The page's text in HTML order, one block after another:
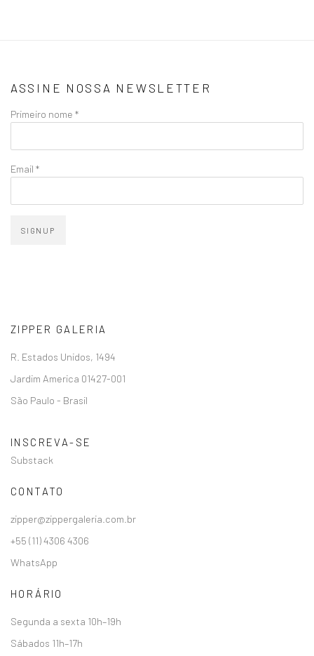
ASSINE NOSSA NEWSLETTER
Primeiro nome *
Email *
SIGNUP
ZIPPER GALERIA
R. Estados Unidos, 1494
Jardim America 01427-001
São Paulo - Brasil
INSCREVA-SE
Substack
CONTATO
zipper@zippergaleria.com.br
+55 (11) 4306 4306
WhatsApp
HORÁRIO
Segunda a sexta 10h–19h
Sábados 11h–17h